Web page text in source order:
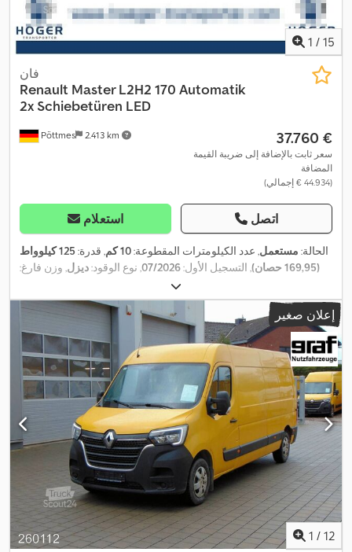
مرشح السخام, مصابيح أمامية إضافية, نظام التحكم في الجر, نظام
الفرامل المانعة للانغلاق (ABS), نظام الملاحة, نظام منع التشغيل, وسادة
هوائية, 1 / 15
Pöttmes 2.413 km
فان
Renault Master L2H2 170 Automatik
2x Schiebetüren LED
‏37.760 €
سعر ثابت بالإضافة إلى ضريبة القيمة
المضافة
(‏44.934 € إجمالي)
استعلام اتصل
الحالة: مستعمل, عدد الكيلومترات المقطوعة:10 كم , قدرة:
125 كيلوواط
(169,95 حصان)
, التسجيل الأول:07/2026 , نوع الوقود:ديزل , وزن فارغ:
, الوزن الأقصى للحمولة:
كجم, مقاس الإطار: 205/75R16C , تكوين المحور:4x2 , قاعدة العجلات:
3.682 مم, الفحص القادم (TÜV):07/2028
(CO₂):
166 غ/كم, استهلاك الوقود (داخل المدينة):
استهلاك الوقود (خارج المدينة):5,8 لتر/100 كم
, استهلاك الوقود (مجمع):
6,3 لتر/100 كم
, لون:فضي, نوع التروس:تلقائي, تعليق:فولاذ, عدد
المقاعد:3, الطول الكلي:5.680 مم , حجم مساحة التحميل:10,8 م³
, طول
مساحة التحميل: 3.225 مم , عرض مساحة التحميل:1.765 مم
, ارتفاع
مساحة التحميل: 1.885 مم , سنة الصنع: 2026, مقاس الإطار الأمامي:
205/75R16C
, مقاس الإطار الخلفي: , معدات:أضواء
الضباب, باب منزلق, برنامج الثبات الإلكتروني (ESP), تكييف الهواء,
ضمان المركبات المستعملة, قفل مركزي, كابينة, كمبيوتر على متن
المركبة, مثبت السرعة, مرشح السخام, نظام التحكم في الجر, نظام
الفرامل المانعة للانغلاق (ABS), نظام الملاحة, نظام منع التشغيل, وسادة
هوائية, وصلات المقطورة,
إعلان صغير
1 / 12